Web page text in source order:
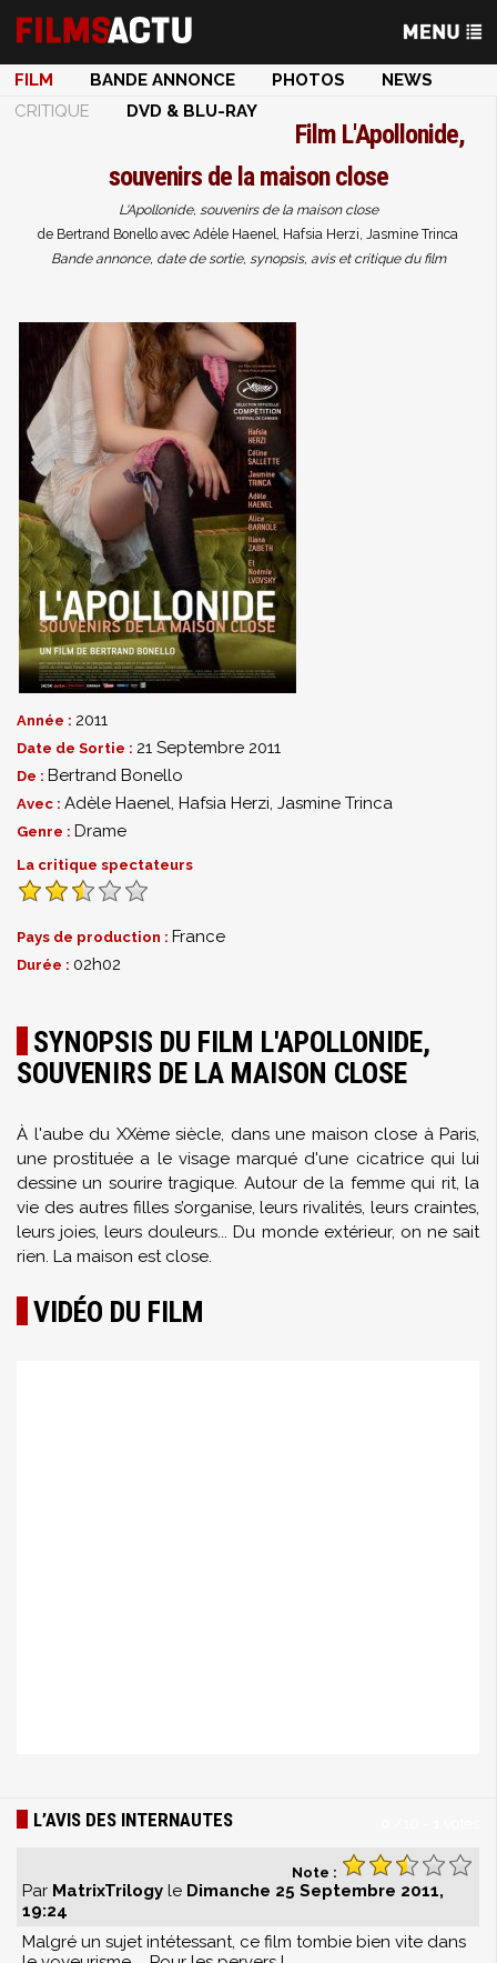
FILM BANDE ANNONCE PHOTOS
NEWS
CRITIQUE
DVD & BLU-RAY
Film L'Apollonide,
souvenirs de la maison close
L'Apollonide, souvenirs de la maison close
de Bertrand Bonello avec Adèle Haenel, Hafsia Herzi, Jasmine Trinca
Bande annonce, date de sortie, synopsis, avis et critique du film
Année : 2011
Date de Sortie : 21 Septembre 2011
De : Bertrand Bonello
Avec : Adèle Haenel, Hafsia Herzi, Jasmine Trinca
Genre : Drame
La critique spectateurs
Pays de production : France
Durée : 02h02
SYNOPSIS DU FILM L'APOLLONIDE,
SOUVENIRS DE LA MAISON CLOSE
À l'aube du XXème siècle, dans une maison close à Paris,
une prostituée a le visage marqué d'une cicatrice qui lui
dessine un sourire tragique. Autour de la femme qui rit, la
vie des autres filles s’organise, leurs rivalités, leurs craintes,
leurs joies, leurs douleurs... Du monde extérieur, on ne sait
rien. La maison est close.
VIDÉO DU FILM
L’AVIS DES INTERNAUTES
Note :
Par MatrixTrilogy le Dimanche 25 Septembre 2011,
19:24
Malgré un sujet intétessant, ce film tombie bien vite dans